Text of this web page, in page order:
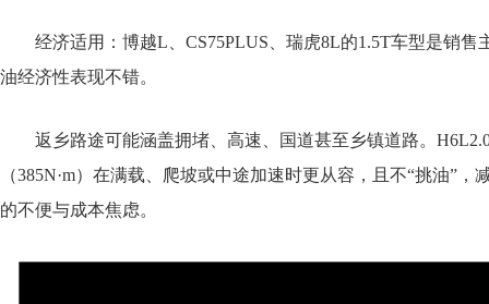
经济适用：博越L、CS75PLUS、瑞虎8L的1.5T车型是销售
油经济性表现不错。
返乡路途可能涵盖拥堵、高速、国道甚至乡镇道路。
（385N·m）在满载、爬坡或中途加速时更从容，且不“挑油”
的不便与成本焦虑。